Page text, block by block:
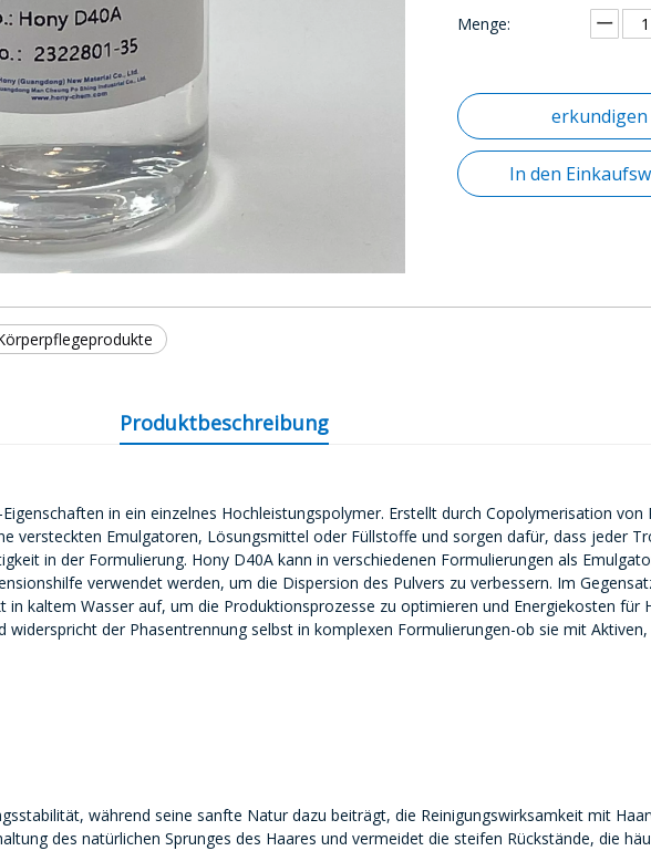
Menge:
erkundigen
In den
Produktbeschreibung
in ein einzelnes Hochleistungspolymer. Erstellt durch Copolymerisation von
versteckten Emulgatoren, Lösungsmittel oder Füllstoffe und sorgen dafür, dass jeder
in der Formulierung. Hony D40A kann in verschiedenen Formulierungen als
verwendet werden, um die Dispersion des Pulvers zu verbessern. Im
kaltem Wasser auf, um die Produktionsprozesse zu optimieren und Energiekosten für
der Phasentrennung selbst in komplexen Formulierungen-ob sie mit
während seine sanfte Natur dazu beiträgt, die Reinigungswirksamkeit mit
des natürlichen Sprunges des Haares und vermeidet die steifen Rückstände, die